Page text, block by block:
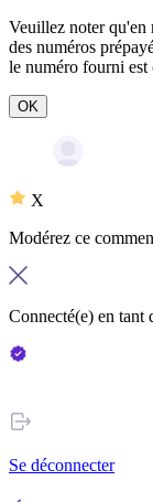
Veuillez noter qu'en
des numéros
le numéro fourni est
OK
X
Modérez ce
Connecté(e) en tant
Se déconnecter